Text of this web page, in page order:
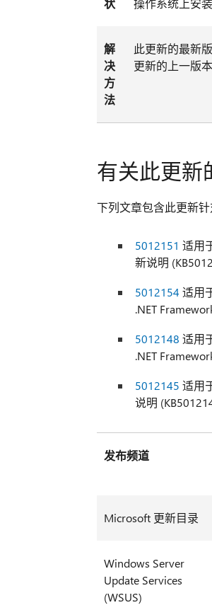
状
操作系统上安
解
决
方
法
此更新的最新
更新的上一版
有关此更新
下列文章包含此更新针
5012151 适用
新说明
5012154 适用
.NET
5012148 适用
.NET
5012145 适用
说明
发布频道
Microsoft 更新目录
Windows Server
Update Services
(WSUS)